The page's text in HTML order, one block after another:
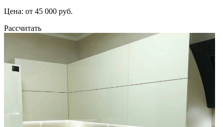
Цена: от 45 000 руб.
Рассчитать